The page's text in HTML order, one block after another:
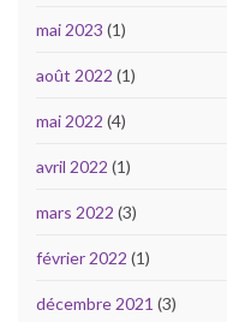
mai 2023 (1)
août 2022 (1)
mai 2022 (4)
avril 2022 (1)
mars 2022 (3)
février 2022 (1)
décembre 2021 (3)